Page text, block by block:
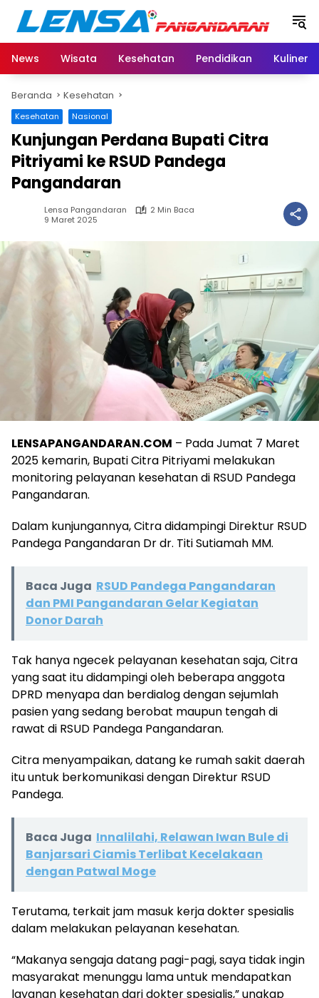
Langsung
konten
News
Wisata Kesehatan Pendidikan Kuliner
Beranda Kesehatan
Kesehatan Nasional
Kunjungan Perdana Bupati Citra
Pitriyami ke RSUD Pandega
Pangandaran
Lensa Pangandaran
2 Min Baca
9 Maret 2025
LENSAPANGANDARAN.COM – Pada Jumat 7 Maret
2025 kemarin, Bupati Citra Pitriyami melakukan
monitoring pelayanan kesehatan di RSUD Pandega
Pangandaran.
Dalam kunjungannya, Citra didampingi Direktur RSUD
Pandega Pangandaran Dr dr. Titi Sutiamah MM.
Baca Juga RSUD Pandega Pangandaran
dan PMI Pangandaran Gelar Kegiatan
Donor Darah
Tak hanya ngecek pelayanan kesehatan saja, Citra
yang saat itu didampingi oleh beberapa anggota
DPRD menyapa dan berdialog dengan sejumlah
pasien yang sedang berobat maupun tengah di
rawat di RSUD Pandega Pangandaran.
Citra menyampaikan, datang ke rumah sakit daerah
itu untuk berkomunikasi dengan Direktur RSUD
Pandega.
Baca Juga Innalilahi, Relawan Iwan Bule di
Banjarsari Ciamis Terlibat Kecelakaan
dengan Patwal Moge
Terutama, terkait jam masuk kerja dokter spesialis
dalam melakukan pelayanan kesehatan.
“Makanya sengaja datang pagi-pagi, saya tidak ingin
masyarakat menunggu lama untuk mendapatkan
layanan kesehatan dari dokter spesialis,” ungkap